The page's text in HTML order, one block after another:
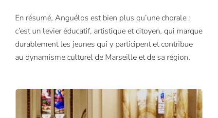
En résumé, Anguélos est bien plus qu’une chorale :
c’est un levier éducatif, artistique et citoyen, qui marque
durablement les jeunes qui y participent et contribue
au dynamisme culturel de Marseille et de sa région.